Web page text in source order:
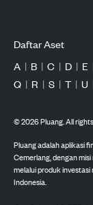
Daftar Aset
A | B | C | D | E
Q | R | S | T | U
©2026Pluang. All
Pluang adalah aplikasi
Cemerlang, dengan
melalui produk
Indonesia.